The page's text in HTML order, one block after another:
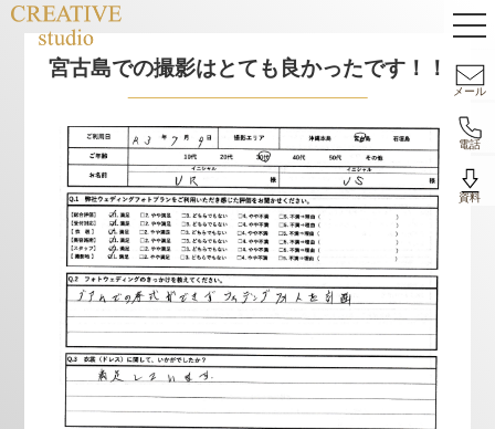
メール
電話
資料
宮古島での撮影はとても良かったです！！